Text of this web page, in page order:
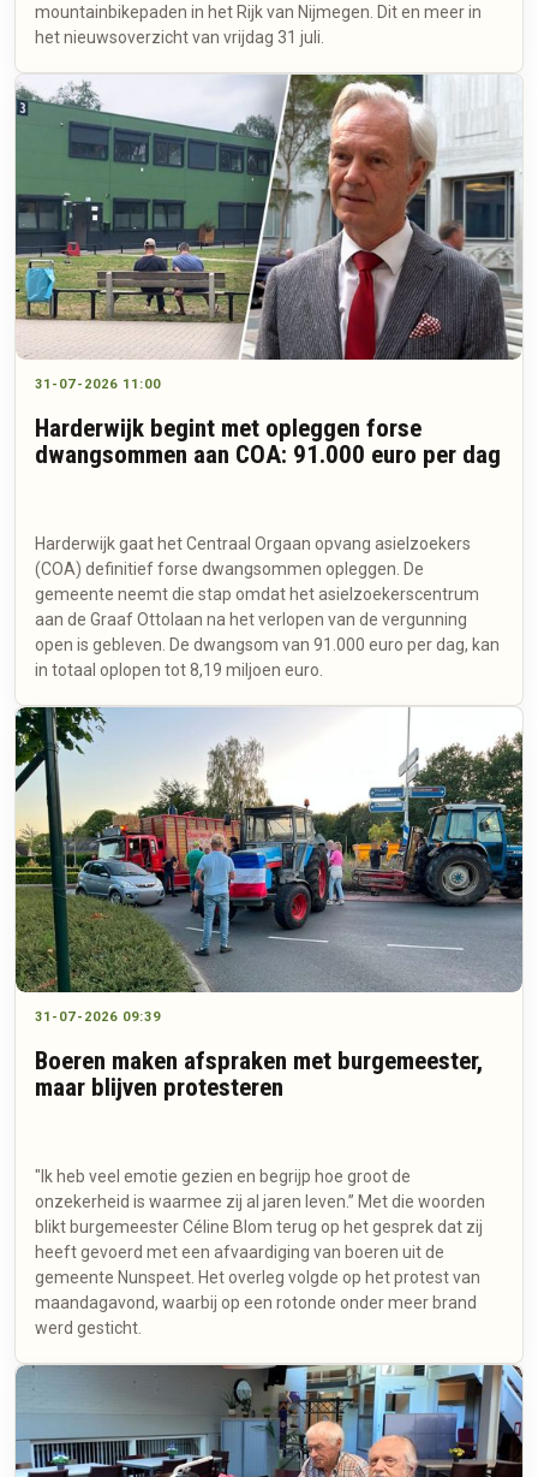
mountainbikepaden in het Rijk van Nijmegen. Dit en meer in
het nieuwsoverzicht van vrijdag 31 juli.
31-07-2026 11:00
Harderwijk begint met opleggen forse
dwangsommen aan COA: 91.000 euro per dag
Harderwijk gaat het Centraal Orgaan opvang asielzoekers
(COA) definitief forse dwangsommen opleggen. De
gemeente neemt die stap omdat het asielzoekerscentrum
aan de Graaf Ottolaan na het verlopen van de vergunning
open is gebleven. De dwangsom van 91.000 euro per dag, kan
in totaal oplopen tot 8,19 miljoen euro.
31-07-2026 09:39
Boeren maken afspraken met burgemeester,
maar blijven protesteren
"Ik heb veel emotie gezien en begrijp hoe groot de
onzekerheid is waarmee zij al jaren leven.” Met die woorden
blikt burgemeester Céline Blom terug op het gesprek dat zij
heeft gevoerd met een afvaardiging van boeren uit de
gemeente Nunspeet. Het overleg volgde op het protest van
maandagavond, waarbij op een rotonde onder meer brand
werd gesticht.